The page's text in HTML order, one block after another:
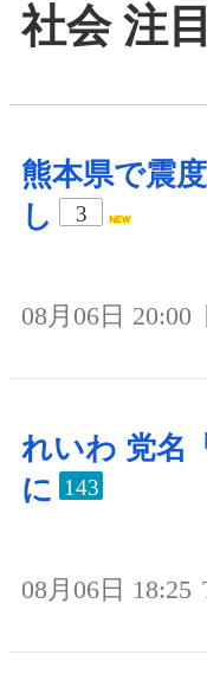
社会 注
熊本県で震
し
3
08月06日 20:00
れいわ 党名
に 143
08月06日 18:25